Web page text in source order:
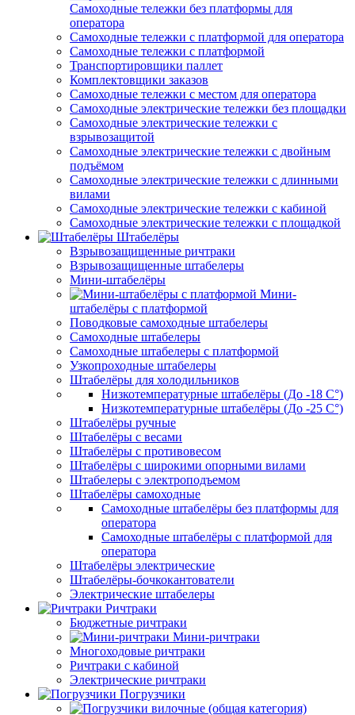
Самоходные тележки без платформы для
оператора
Самоходные тележки с платформой для оператора
Самоходные тележки с платформой
Транспортировщики паллет
Комплектовщики заказов
Самоходные тележки с местом для оператора
Самоходные электрические тележки без площадки
Самоходные электрические тележки с
взрывозащитой
Самоходные электрические тележки с двойным
подъёмом
Самоходные электрические тележки с длинными
вилами
Самоходные электрические тележки с кабиной
Самоходные электрические тележки с площадкой
Штабелёры
Взрывозащищенные ричтраки
Взрывозащищенные штабелеры
Мини-штабелёры
Мини-
штабелёры с платформой
Поводковые самоходные штабелеры
Самоходные штабелеры
Самоходные штабелеры с платформой
Узкопроходные штабелеры
Штабелёры для холодильников
Низкотемпературные штабелёры (До -18 C°)
Низкотемпературные штабелёры (До -25 C°)
Штабелёры ручные
Штабелёры с весами
Штабелёры с противовесом
Штабелёры с широкими опорными вилами
Штабелеры с электроподъемом
Штабелёры самоходные
Самоходные штабелёры без платформы для
оператора
Самоходные штабелёры с платформой для
оператора
Штабелёры электрические
Штабелёры-бочкокантователи
Электрические штабелеры
Ричтраки
Бюджетные ричтраки
Мини-ричтраки
Многоходовые ричтраки
Ричтраки с кабиной
Электрические ричтраки
Погрузчики